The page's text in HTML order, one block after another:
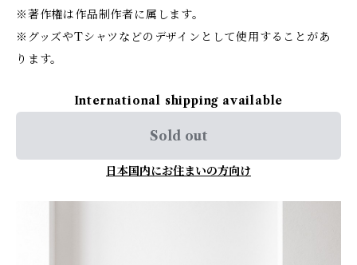
※著作権は作品制作者に属します。
※グッズやTシャツなどのデザインとして使用することがあ
ります。
International shipping available
Sold out
日本国内にお住まいの方向け